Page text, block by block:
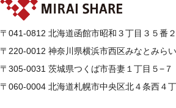
〒041-0812 北海道函館市昭和３丁目３５番
〒220-0012 神奈川県横浜市西区みなとみら
〒305-0031 茨城県つくば市吾妻１丁目５−
〒060-0004 北海道札幌市中央区北４条西４